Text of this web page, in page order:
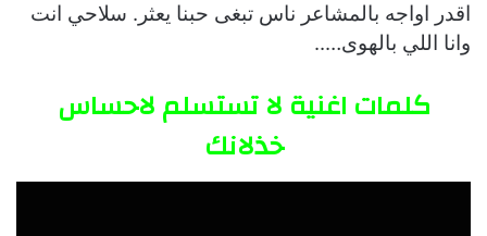
اقدر اواجه بالمشاعر ناس تبغى حبنا يعثر. سلاحي انت
وانا اللي بالهوى…..
كلمات اغنية لا تستسلم لاحساس
خذلانك